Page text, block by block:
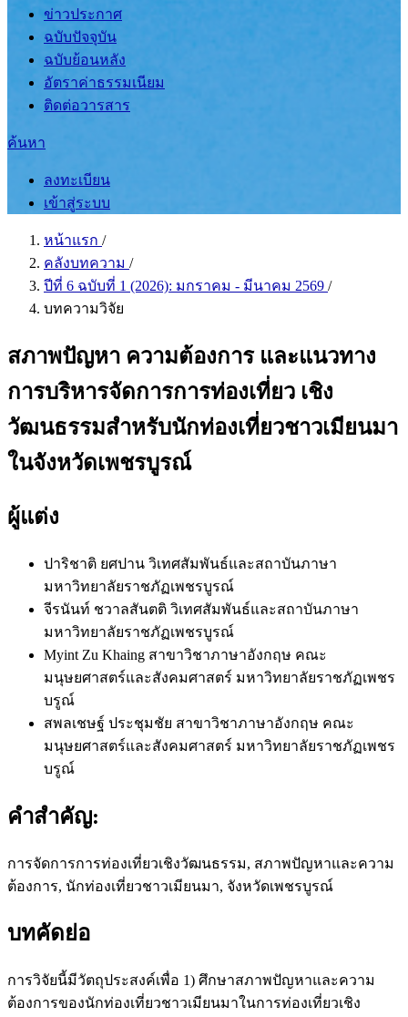
ข่าวประกาศ
ฉบับปัจจุบัน
ฉบับย้อนหลัง
อัตราค่าธรรมเนียม
ติดต่อวารสาร
ค้นหา
ลงทะเบียน
เข้าสู่ระบบ
หน้าแรก /
คลังบทความ /
ปีที่ 6 ฉบับที่ 1 (2026): มกราคม - มีนาคม 2569 /
บทความวิจัย
สภาพปัญหา ความต้องการ และแนวทาง
การบริหารจัดการการท่องเที่ยว เชิง
วัฒนธรรมสำหรับนักท่องเที่ยวชาวเมียนมา
ในจังหวัดเพชรบูรณ์
ผู้แต่ง
ปาริชาติ ยศปาน วิเทศสัมพันธ์และสถาบันภาษา
มหาวิทยาลัยราชภัฏเพชรบูรณ์
จีรนันท์ ชวาลสันตติ วิเทศสัมพันธ์และสถาบันภาษา
มหาวิทยาลัยราชภัฏเพชรบูรณ์
Myint Zu Khaing สาขาวิชาภาษาอังกฤษ คณะ
มนุษยศาสตร์และสังคมศาสตร์ มหาวิทยาลัยราชภัฏเพชร
บรูณ์
สพลเชษฐ์ ประชุมชัย สาขาวิชาภาษาอังกฤษ คณะ
มนุษยศาสตร์และสังคมศาสตร์ มหาวิทยาลัยราชภัฏเพชร
บรูณ์
คำสำคัญ:
การจัดการการท่องเที่ยวเชิงวัฒนธรรม, สภาพปัญหาและความ
ต้องการ, นักท่องเที่ยวชาวเมียนมา, จังหวัดเพชรบูรณ์
บทคัดย่อ
การวิจัยนี้มีวัตถุประสงค์เพื่อ 1) ศึกษาสภาพปัญหาและความ
ต้องการของนักท่องเที่ยวชาวเมียนมาในการท่องเที่ยวเชิง